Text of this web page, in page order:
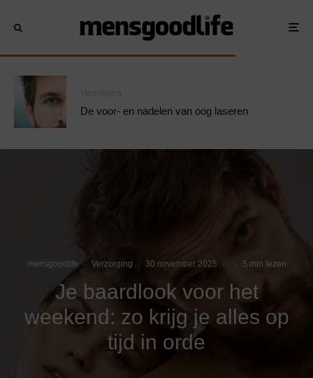
De voor- en nadelen van oog laseren
mensgoodlife · Verzorging · 30 november 2025 · · 5 min lezen
Je baardlook voor het
weekend: zo krijg je alles op
tijd in orde